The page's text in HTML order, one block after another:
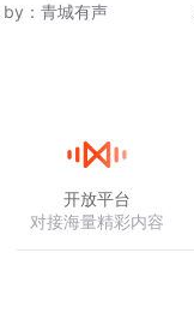
by： 青城有声
开放平台
对接海量精彩内容